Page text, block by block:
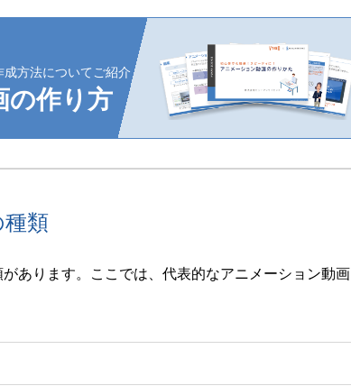
方法についてご紹介
の作り方
類
あります。ここでは、代表的なアニメーション動画